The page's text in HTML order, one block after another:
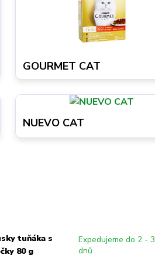
GOURMET CAT
NUEVO CAT
tuňáka s
80 g
Expedujeme do 2 - 3
dnů